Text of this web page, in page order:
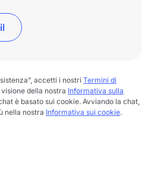
accetti i nostri Termini di
della nostra Informativa sulla
è basato sui cookie. Avviando la chat,
nella nostra Informativa sui cookie.